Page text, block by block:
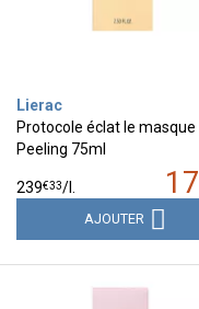
Lierac
Protocole éclat le masque
Peeling 75ml
17
239€33/
AJOUTER